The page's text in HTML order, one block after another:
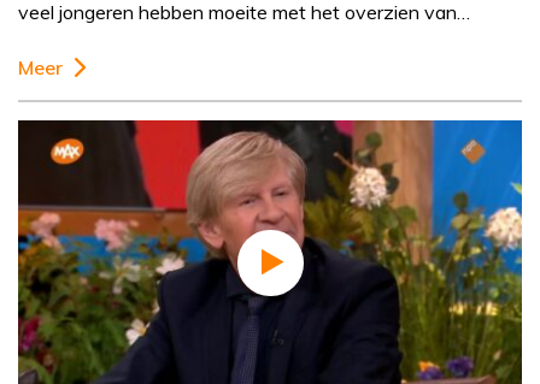
veel jongeren hebben moeite met het overzien van…
Meer